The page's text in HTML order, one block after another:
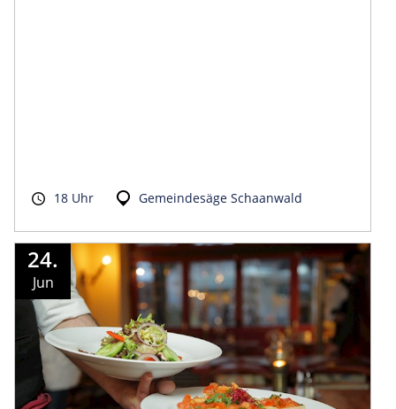
18 Uhr Gemeindesäge Schaanwald
24.
Jun